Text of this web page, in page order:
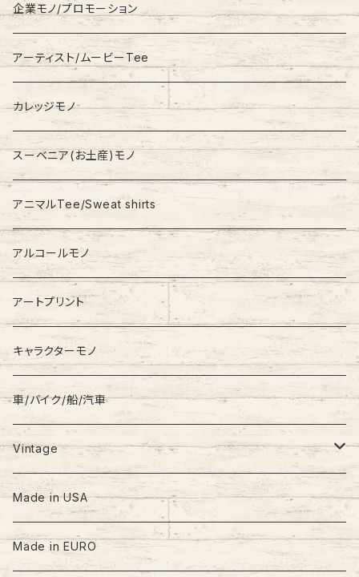
Fleece
Knit/Sweater
Jacket
Nylon Jacket
Stadium Jumper
Down Jacket
Carhartt
Columbia
NAUTICA
NIKE
RALPH LAUREN
TOMMY HILFIGER
Levi’s
企業モノ/プロモーション
アーティスト/ムービーTee
カレッジモノ
スーベニア(お土産)モノ
アニマルTee/Sweat shirts
アルコールモノ
アートプリント
キャラクターモノ
車/バイク/船/汽車
Vintage
60s-70s
80s
Made in USA
Made in EURO